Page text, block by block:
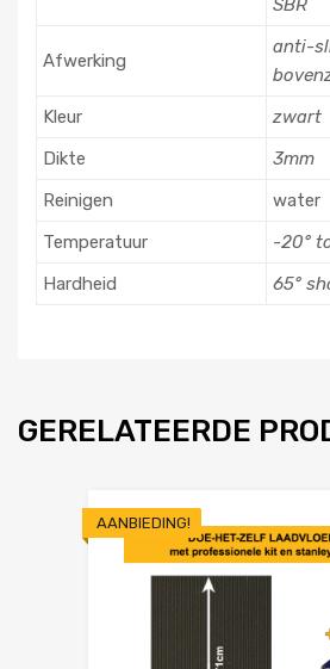
SBR
Afwerking
anti-
Kleur
zwart
Dikte
3mm
Reinigen
water
Temperatuur
-20°
Hardheid
65°
GERELATEERDE
AANBIEDING!